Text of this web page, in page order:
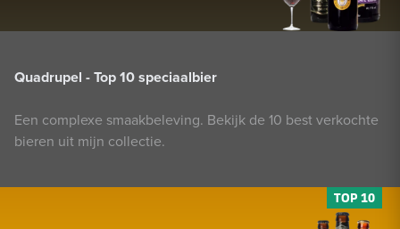
Quadrupel - Top 10 speciaalbier
Een complexe smaakbeleving. Bekijk de 10 best verkochte
bieren uit mijn collectie.